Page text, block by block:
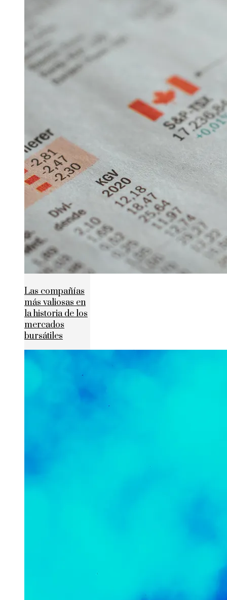
Las compañías
más valiosas en
la historia de los
mercados
bursátiles